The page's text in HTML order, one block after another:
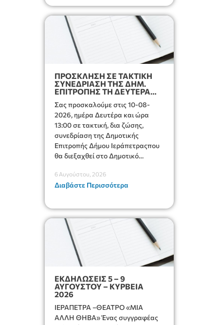
ΠΡΟΣΚΛΗΣΗ ΣΕ ΤΑΚΤΙΚΗ
ΣΥΝΕΔΡΙΑΣΗ ΤΗΣ ΔΗΜ.
ΕΠΙΤΡΟΠΗΣ ΤΗ ΔΕΥΤΕΡΑ
Σας προσκαλούμε στις 10-08-
2026, ημέρα Δευτέρα και ώρα
13:00 σε τακτική, δια ζώσης,
συνεδρίαση της Δημοτικής
Επιτροπής Δήμου Ιεράπετραςπου
θα διεξαχθεί στο Δημοτικό
αίθουσα «ΙΩΑΝΝΗΣ ΧΡΙΣΤΑΚΗΣ»
στον 1ο όροφο, για τη συζήτηση
παρακάτω θέματα:
6 Αυγούστου, 2026
Διαβάστε Περισσότερα
ΕΚΔΗΛΩΣΕΙΣ 5 – 9
ΑΥΓΟΥΣΤΟΥ – ΚΥΡΒΕΙΑ
2026
ΙΕΡΑΠΕΤΡΑ –ΘΕΑΤΡΟ «ΜΙΑ
ΑΛΛΗ ΘΗΒΑ» Ένας συγγραφέας